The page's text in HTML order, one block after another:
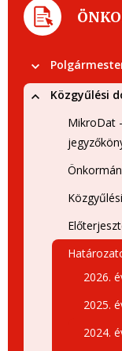
Közgyűlési
MikroDat
2026.
2025.
2024.